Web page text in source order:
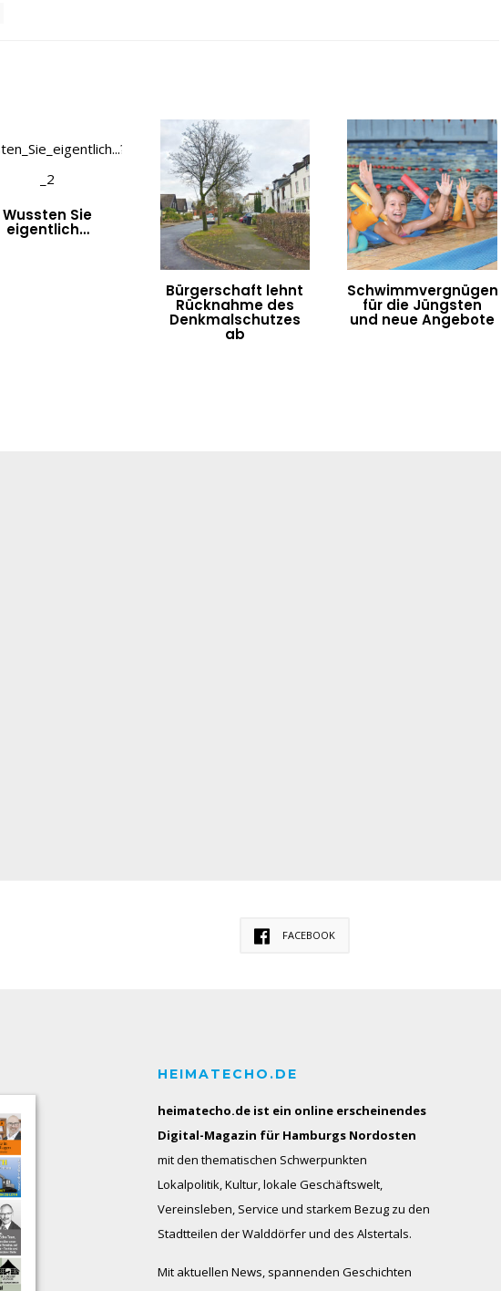
Wussten Sie
eigentlich…
Bürgerschaft lehnt
Rücknahme des
Denkmalschutzes
ab
Schwimmvergnügen
für die Jüngsten
und neue Angebote
FACEBOOK
HEIMATECHO.DE
heimatecho.de ist ein online erscheinendes
Digital-Magazin für Hamburgs Nordosten
mit den thematischen Schwerpunkten
Lokalpolitik, Kultur, lokale Geschäftswelt,
Vereinsleben, Service und starkem Bezug zu den
Stadtteilen der Walddörfer und des Alstertals.
Mit aktuellen News, spannenden Geschichten